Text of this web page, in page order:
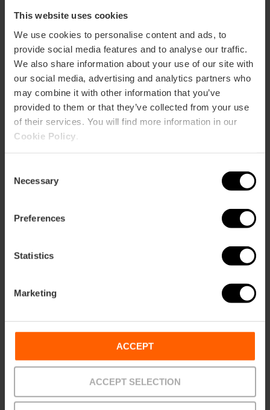
This website uses cookies
We use cookies to personalise content and ads, to
provide social media features and to analyse our traffic.
We also share information about your use of our site with
our social media, advertising and analytics partners who
may combine it with other information that you’ve
provided to them or that they’ve collected from your use
of their services. You will find more information in our
Cookie Policy
Selection
Necessary
Preferences
Statistics
Marketing
ACCEPT
ACCEPT SELECTION
Mahou" in Valencia
18/09/2026 - 18/09/2026
“Tardeo Remember”
van Valencia
19/09/2026 - 19/09/2026
Operavoorstellingen
Arts van Valencia
Concerten en
voorstellingen van Ars